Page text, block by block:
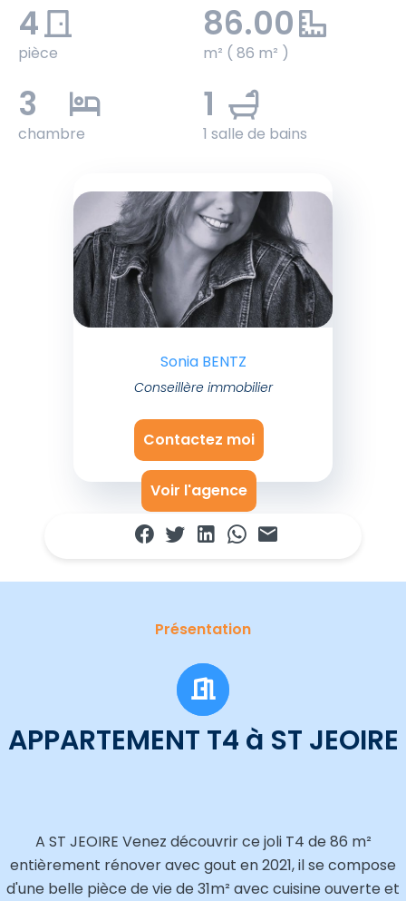
4
pièce
86.00
m² ( 86 m² )
3
chambre
1
1 salle de bains
Sonia BENTZ
Conseillère immobilier
Contactez moi
Voir l'agence
Présentation
APPARTEMENT T4 à ST JEOIRE
A ST JEOIRE Venez découvrir ce joli T4 de 86 m²
entièrement rénover avec gout en 2021, il se compose
d'une belle pièce de vie de 31m² avec cuisine ouverte et